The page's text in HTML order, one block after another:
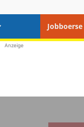
Jobboerse
Anzeige